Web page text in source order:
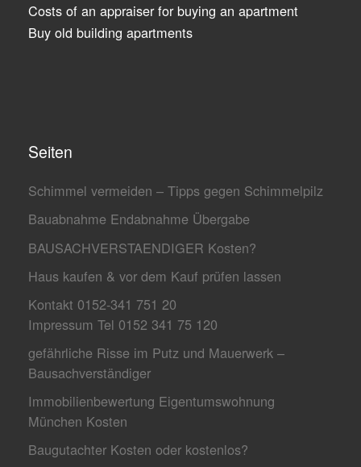
Costs of an appraiser for buying an apartment
Buy old building apartments
Seiten
Schimmel vermeiden – Tipps gegen Schimmelpilz
Bauabnahme Endabnahme Übergabe
BAUSACHVERSTAENDIGER Kosten?
Haus kaufen & vor dem Kauf prüfen lassen
Kontakt 0152-341 751 20
Impressum Tel 0152 341 75 120
gefährliche Risse im Putz und Mauerwerk –
Bausachverständiger
Immobilienbewertung Eigentumswohnung
München Kosten
Baugutachter Kosten oder kostenlos?